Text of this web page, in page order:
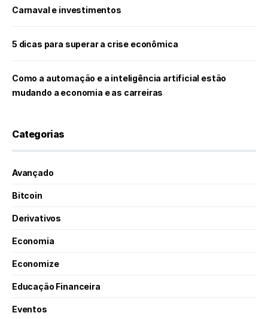
Carnaval e investimentos
5 dicas para superar a crise econômica
Como a automação e a inteligência artificial estão
mudando a economia e as carreiras
Categorias
Avançado
Bitcoin
Derivativos
Economia
Economize
Educação Financeira
Eventos